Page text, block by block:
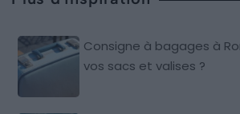
Consigne à bagages à
vos sacs et valises ?